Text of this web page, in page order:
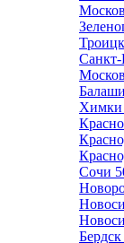
Троицк
Санкт-
Химки
Сочи
Бердск